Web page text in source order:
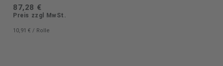
87,28 €
Preis zzgl MwSt.
10,91 € / Rolle